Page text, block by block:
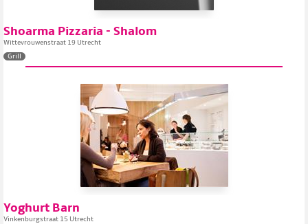
Shoarma Pizzaria - Shalom
Wittevrouwenstraat 19 Utrecht
Grill
Yoghurt Barn
Vinkenburgstraat 15 Utrecht